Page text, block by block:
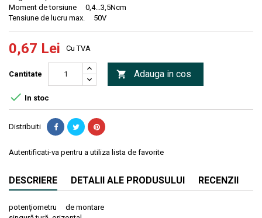
Moment de torsiune 0,4...3,5Ncm
Tensiune de lucru max. 50V
0,67 Lei Cu TVA
Cantitate  Adauga in cos
 In stoc
Distribuiti
Autentificati-va pentru a utiliza lista de favorite
DESCRIERE DETALII ALE PRODUSULUI RECENZII
potenţiometru de montare